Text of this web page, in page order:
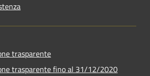
trasparente
trasparente fino al 31/12/2020